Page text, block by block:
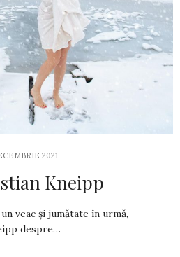
2021
Kneipp
veac și jumătate în urmă,
despre…